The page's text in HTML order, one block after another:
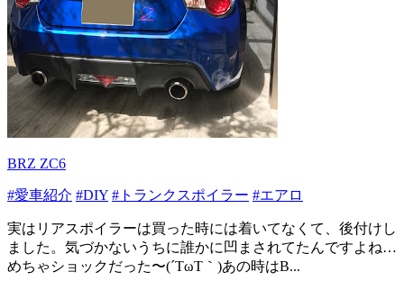
BRZ ZC6
#愛車紹介 #DIY #トランクスポイラー #エアロ
実はリアスポイラーは買った時には着いてなくて、後付けし
ました。気づかないうちに誰かに凹まされてたんですよね…
めちゃショックだった〜(´TωT｀)あの時はB...